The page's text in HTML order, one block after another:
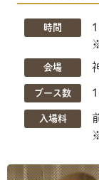
時間
会場
ブース数
入場料